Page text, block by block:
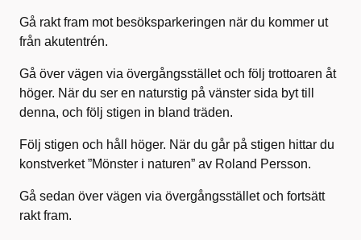
Gå rakt fram mot besöksparkeringen när du kommer ut
från akutentrén.
Gå över vägen via övergångsstället och följ trottoaren åt
höger. När du ser en naturstig på vänster sida byt till
denna, och följ stigen in bland träden.
Följ stigen och håll höger. När du går på stigen hittar du
konstverket ”Mönster i naturen” av Roland Persson.
Gå sedan över vägen via övergångsstället och fortsätt
rakt fram.